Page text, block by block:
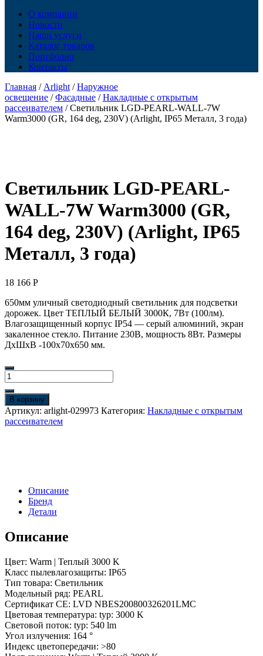
О компании
Новости
Наши услуги
Каталог товаров
Портфолио
Контакты
Главная / Arlight /Наружное
освещение /Фасадные /Накладные с открытым
рассеивателем / Светильник LGD-PEARL-WALL-7W
Warm3000 (GR, 164 deg, 230V) (Arlight, IP65 Металл, 3 года)
Светильник LGD-PEARL-
WALL-7W Warm3000 (GR,
164 deg, 230V) (Arlight, IP65
Металл, 3 года)
18 166 Р
650мм уличный светодиодный светильник для подсветки
дорожек. Цвет ТЕПЛЫЙ БЕЛЫЙ 3000К, 7Вт (100лм).
Влагозащищенный корпус IP54 — серый алюминий, экран
закаленное стекло. Питание 230В, мощность 8Вт. Размеры
ДхШхВ -100х70х650 мм.
Количество
товара
Светильник
LGD-
PEARL-
WALL-
230V)
(Arlight,
IP65
3
года)
В корзину
Артикул: arlight-029973 Категория: Накладные с открытым
рассеивателем
Описание
Бренд
Детали
Описание
Цвет: Warm | Теплый 3000 K
Класс пылевлагозащиты: IP65
Тип товара: Светильник
Модельный ряд: PEARL
Сертификат CE: LVD NBES200800326201LMC
Цветовая температура: typ: 3000 K
Световой поток: typ: 540 lm
Угол излучения: 164 °
Индекс цветопередачи: >80